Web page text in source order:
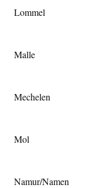
Lommel
Malle
Mechelen
Mol
Namur/Namen